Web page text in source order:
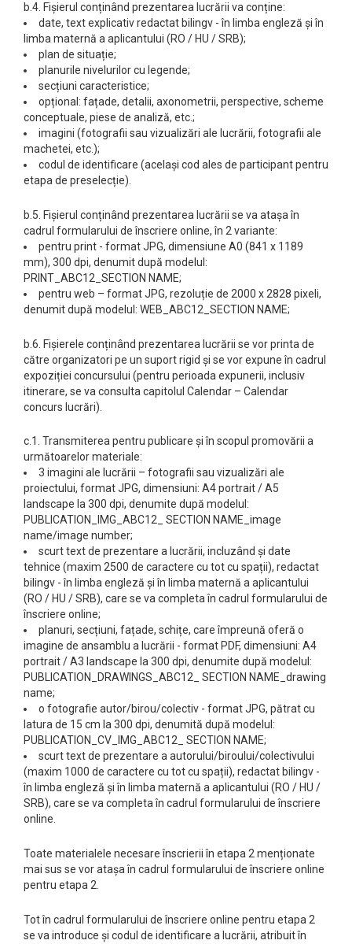
b.4. Fișierul conținând prezentarea lucrării va conține:
date, text explicativ redactat bilingv - în limba engleză și în
limba maternă a aplicantului (RO / HU / SRB);
plan de situație;
planurile nivelurilor cu legende;
secțiuni caracteristice;
opțional: fațade, detalii, axonometrii, perspective, scheme
conceptuale, piese de analiză, etc.;
imagini (fotografii sau vizualizări ale lucrării, fotografii ale
machetei, etc.);
codul de identificare (același cod ales de participant pentru
etapa de preselecție).
b.5. Fișierul conținând prezentarea lucrării se va atașa în
cadrul formularului de înscriere online, în 2 variante:
pentru print - format JPG, dimensiune A0 (841 x 1189
mm), 300 dpi, denumit după modelul:
PRINT_ABC12_SECTION NAME;
pentru web – format JPG, rezoluție de 2000 x 2828 pixeli,
denumit după modelul: WEB_ABC12_SECTION NAME;
b.6. Fișierele conținând prezentarea lucrării se vor printa de
către organizatori pe un suport rigid și se vor expune în cadrul
expoziției concursului (pentru perioada expunerii, inclusiv
itinerare, se va consulta capitolul Calendar – Calendar
concurs lucrări).
c.1. Transmiterea pentru publicare și în scopul promovării a
următoarelor materiale:
3 imagini ale lucrării – fotografii sau vizualizări ale
proiectului, format JPG, dimensiuni: A4 portrait / A5
landscape la 300 dpi, denumite după modelul:
PUBLICATION_IMG_ABC12_ SECTION NAME_image
name/image number;
scurt text de prezentare a lucrării, incluzând și date
tehnice (maxim 2500 de caractere cu tot cu spații), redactat
bilingv - în limba engleză și în limba maternă a aplicantului
(RO / HU / SRB), care se va completa în cadrul formularului de
înscriere online;
planuri, secțiuni, fațade, schițe, care împreună oferă o
imagine de ansamblu a lucrării - format PDF, dimensiuni: A4
portrait / A3 landscape la 300 dpi, denumite după modelul:
PUBLICATION_DRAWINGS_ABC12_ SECTION NAME_drawing
name;
o fotografie autor/birou/colectiv - format JPG, pătrat cu
latura de 15 cm la 300 dpi, denumită după modelul:
PUBLICATION_CV_IMG_ABC12_ SECTION NAME;
scurt text de prezentare a autorului/biroului/colectivului
(maxim 1000 de caractere cu tot cu spații), redactat bilingv -
în limba engleză și în limba maternă a aplicantului (RO / HU /
SRB), care se va completa în cadrul formularului de înscriere
online.
Toate materialele necesare înscrierii în etapa 2 menționate
mai sus se vor atașa în cadrul formularului de înscriere online
pentru etapa 2.
Tot în cadrul formularului de înscriere online pentru etapa 2
se va introduce și codul de identificare a lucrării, atribuit în